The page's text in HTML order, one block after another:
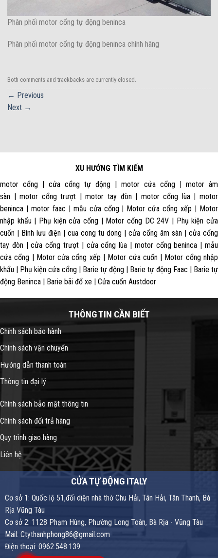
Phân phối motor cổng tự động beninca
Phân phối motor cổng tự động beninca chính hãng
Both comments and trackbacks are currently closed.
← Previous
Next →
XU HƯỚNG TÌM KIẾM
motor cổng | cửa cổng tự động | motor cửa cổng | motor âm
sàn | motor cổng trượt | motor tay đòn | motor cổng lùa | motor
beninca | motor faac | mẫu cửa cổng | Motor cửa cổng xếp | Motor
nhập khẩu | Phụ kiện cửa cổng | Motor cổng DC 24V | Phụ kiện cửa
cuốn | Bình lưu điện | cua cong tu dong | cửa cổng âm sàn | cửa cổng
tay đòn | cửa cổng trượt | cửa cổng lùa | motor cổng beninca | mẫu
cửa cổng | Motor cửa cổng xếp | Motor cửa cuốn | Motor cổng nhập
khẩu | Phụ kiện cửa cổng | Barie tự động | Barie tự động Faac | Barie tự
động Beninca | Barie bãi đổ xe | Cửa cuốn Austdoor
THÔNG TIN CẦN BIẾT
Chính sách bảo hành
Chính sách vận chuyển
Hướng dẫn thanh toán
Thông tin đại lý
Chính sách bảo mật thông tin
Chính sách đổi trả hàng
Quy trình giao hàng
Liên hệ
CỬA TỰ ĐỘNG ITALY
Cơ sở 1: Quốc lộ 51,đối diện nhà thờ Chu Hải, Tân Hải, Tân Thanh, Bà
Rịa Vũng Tàu
Cơ sở 2: 1128 Phạm Hùng, Phường Long Toàn, Bà Rịa - Vũng Tàu
Mail: Ctythanhphong86@gmail.com
Điện thoại: 0962.548.139